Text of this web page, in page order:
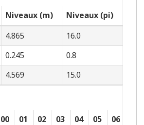
Niveaux (m)
Niveaux (pi)
4.865
16.0
0.245
0.8
4.569 15.0
00 01 02 03 04 05 06